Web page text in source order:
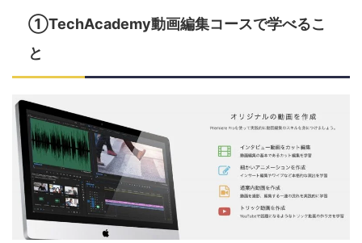
①TechAcademy動画編集コースで学べるこ
と